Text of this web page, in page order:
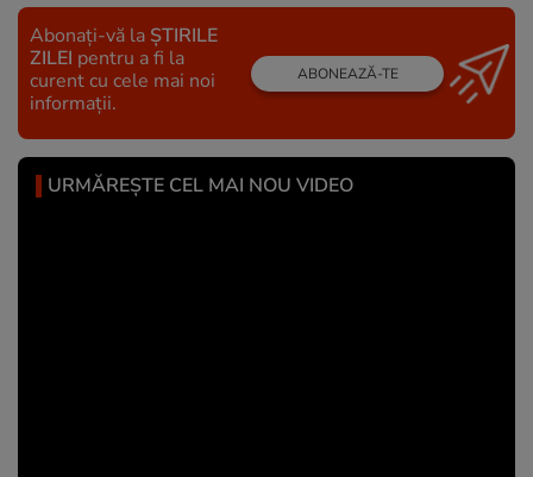
Abonați-vă la ȘTIRILE
ZILEI pentru a fi la
curent cu cele mai noi
informații.
ABONEAZĂ-TE
URMĂREȘTE CEL MAI NOU VIDEO